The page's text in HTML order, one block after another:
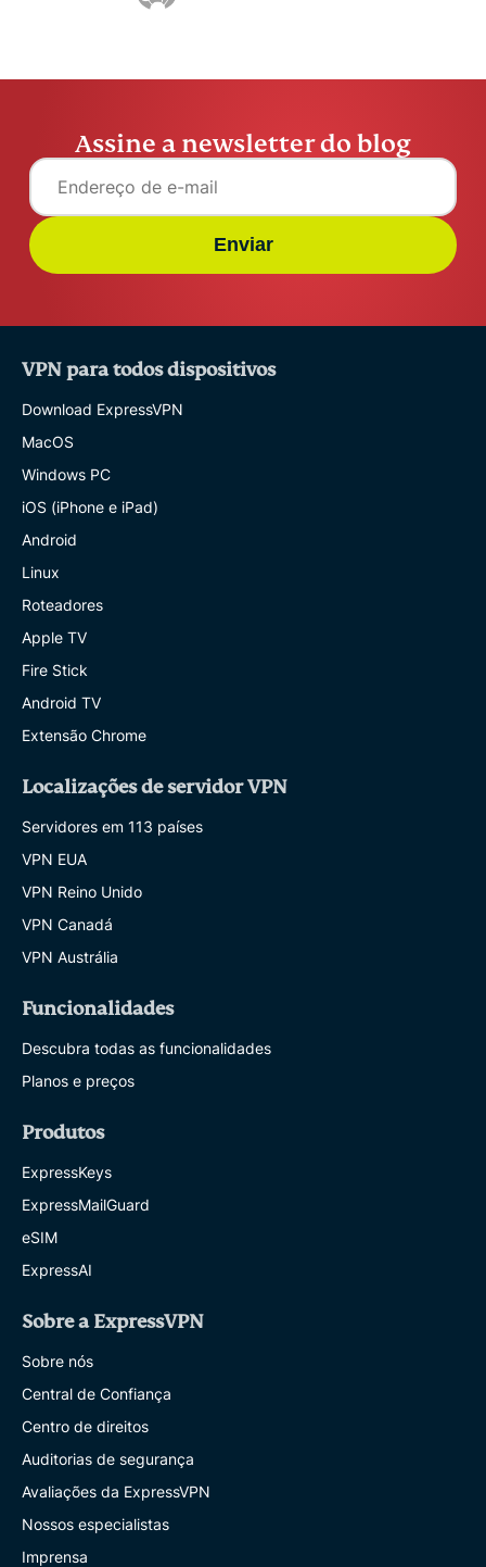
Assine a newsletter do blog
Enviar
VPN para todos dispositivos
Download ExpressVPN
MacOS
Windows PC
iOS (iPhone e iPad)
Android
Linux
Roteadores
Apple TV
Fire Stick
Android TV
Extensão Chrome
Localizações de servidor VPN
Servidores em 113 países
VPN EUA
VPN Reino Unido
VPN Canadá
VPN Austrália
Funcionalidades
Descubra todas as funcionalidades
Planos e preços
Produtos
ExpressKeys
ExpressMailGuard
eSIM
ExpressAI
Sobre a ExpressVPN
Sobre nós
Central de Confiança
Centro de direitos
Auditorias de segurança
Avaliações da ExpressVPN
Nossos especialistas
Imprensa